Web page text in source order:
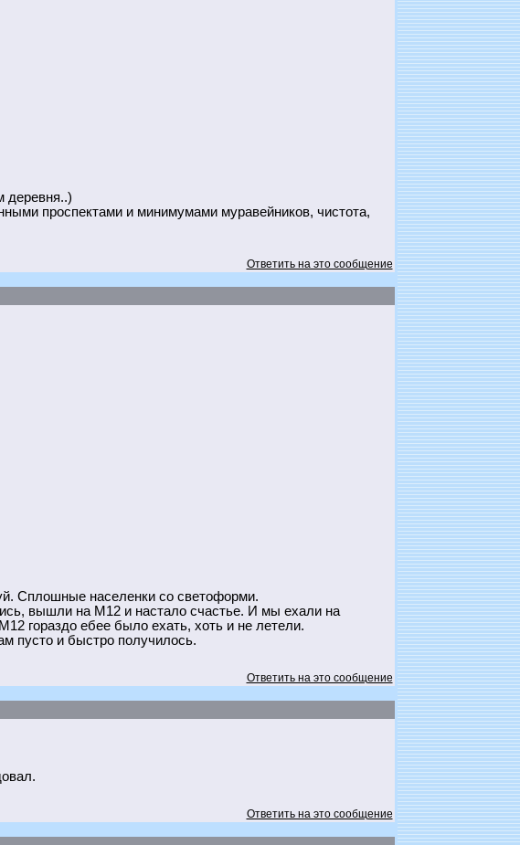
деревня..)
проспектами и минимумами муравейников, чистота,
Ответить на это сообщение
Сплошные населенки со светоформи.
вышли на М12 и настало счастье. И мы ехали на
гораздо ебее было ехать, хоть и не летели.
пусто и быстро получилось.
Ответить на это сообщение
Ответить на это сообщение